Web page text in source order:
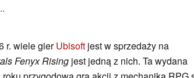
r. wiele gierUbisoft jest w sprzedaży na
Fenyx Rising jest jedną z nich. Ta wydana